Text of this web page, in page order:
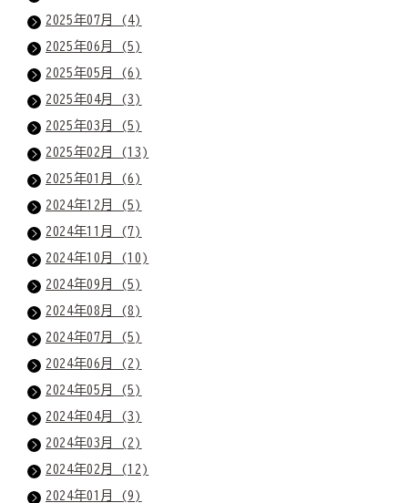
2025年07月 (4)
2025年06月 (5)
2025年05月 (6)
2025年04月 (3)
2025年03月 (5)
2025年02月 (13)
2025年01月 (6)
2024年12月 (5)
2024年11月 (7)
2024年10月 (10)
2024年09月 (5)
2024年08月 (8)
2024年07月 (5)
2024年06月 (2)
2024年05月 (5)
2024年04月 (3)
2024年03月 (2)
2024年02月 (12)
2024年01月 (9)